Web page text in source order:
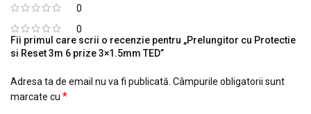
0
0
Fii primul care scrii o recenzie pentru „Prelungitor cu Protectie
si Reset 3m 6 prize 3×1.5mm TED”
Adresa ta de email nu va fi publicată. Câmpurile obligatorii sunt
marcate cu *